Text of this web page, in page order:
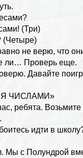
(Три)
(Четыре)
не верю, что
ли… Проверь еще.
Давайте
ЧИСЛАМИ»
ребята.
идти в
Мы с Полундрой